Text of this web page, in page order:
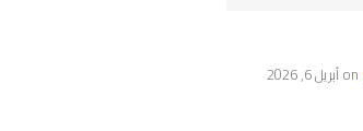
onأبريل 6, 2026